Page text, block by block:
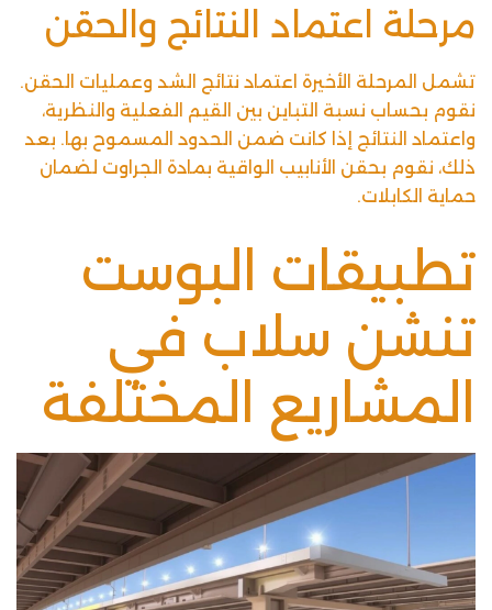
مرحلة اعتماد النتائج والحقن
تشمل المرحلة الأخيرة اعتماد نتائج الشد وعمليات الحقن.
نقوم بحساب نسبة التباين بين القيم الفعلية والنظرية،
واعتماد النتائج إذا كانت ضمن الحدود المسموح بها. بعد
ذلك، نقوم بحقن الأنابيب الواقية بمادة الجراوت لضمان
حماية الكابلات.
تطبيقات البوست
تنشن سلاب في
المشاريع المختلفة